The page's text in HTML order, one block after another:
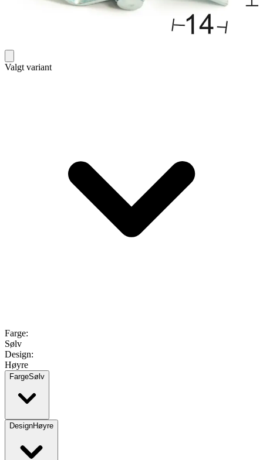
Valgt variant
Farge:
Sølv
Design:
Høyre
FargeSølv
DesignHøyre